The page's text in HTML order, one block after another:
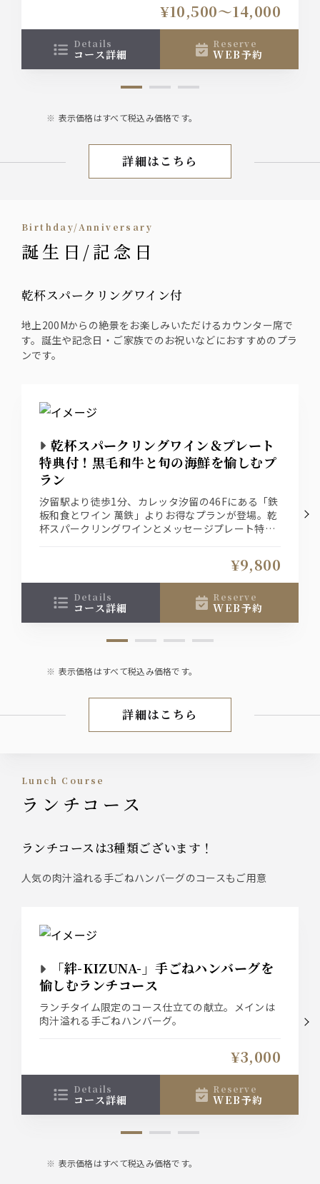
¥10,500〜14,000
details
コース詳細
reserve
WEB予約
表示価格はすべて税込み価格です。
神戸牛
詳細はこちら
Birthday/Anniversary
誕生日/記念日
乾杯スパークリングワイン付
地上200Mからの絶景をお楽しみいただけるカウンター席で
す。誕生や記念日・ご家族でのお祝いなどにおすすめのプラ
ンです。
乾杯スパークリングワイン＆プレート
特典付！黒毛和牛と旬の海鮮を愉しむプ
ラン
汐留駅より徒歩1分、カレッタ汐留の46Fにある「鉄
板和食とワイン 萬鉄」よりお得なプランが登場。乾
杯スパークリングワインとメッセージプレート特典
日、ご家族でのお祝いなどにご利用ください。¥9,800
details
コース詳細
reserve
WEB予約
表示価格はすべて税込み価格です。
誕生日/記念日
詳細はこちら
Lunch Course
ランチコース
ランチコースは3種類ございます！
人気の肉汁溢れる手ごねハンバーグのコースもご用意
「絆-KIZUNA-」手ごねハンバーグを
愉しむランチコース
ランチタイム限定のコース仕立ての献立。メインは
肉汁溢れる手ごねハンバーグ。
¥3,000
details
コース詳細
reserve
WEB予約
表示価格はすべて税込み価格です。